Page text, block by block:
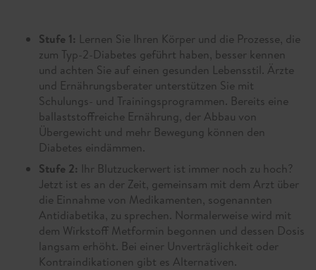
Stufe 1: Lernen Sie Ihren Körper und die Prozesse, die
zum Typ-2-Diabetes geführt haben, besser kennen
und achten Sie auf einen gesunden Lebensstil. Ärzte
und Ernährungsberater unterstützen Sie mit
Schulungs- und Trainingsprogrammen. Bereits eine
ballaststoffreiche Ernährung, der Abbau von
Übergewicht und mehr Bewegung können den
Diabetes eindämmen.
Stufe 2: Ihr Blutzuckerwert ist immer noch zu hoch?
Jetzt ist es an der Zeit, gemeinsam mit dem Arzt über
die Einnahme von Medikamenten, sogenannten
Antidiabetika, zu sprechen. Normalerweise wird mit
dem Wirkstoff Metformin begonnen und dessen Dosis
langsam erhöht. Bei einer Unverträglichkeit oder
Kontraindikationen gibt es Alternativen.